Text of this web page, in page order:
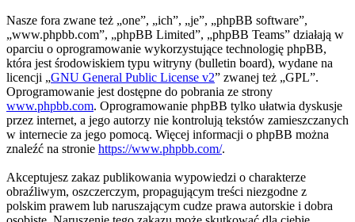
Nasze fora zwane też „one”, „ich”, „je”, „phpBB software”,
„www.phpbb.com”, „phpBB Limited”, „phpBB Teams” działają w
oparciu o oprogramowanie wykorzystujące technologię phpBB,
która jest środowiskiem typu witryny (bulletin board), wydane na
licencji „GNU General Public License v2” zwanej też „GPL”.
Oprogramowanie jest dostępne do pobrania ze strony
www.phpbb.com. Oprogramowanie phpBB tylko ułatwia dyskusje
przez internet, a jego autorzy nie kontrolują tekstów zamieszczanych
w internecie za jego pomocą. Więcej informacji o phpBB można
znaleźć na stronie https://www.phpbb.com/.
Akceptujesz zakaz publikowania wypowiedzi o charakterze
obraźliwym, oszczerczym, propagującym treści niezgodne z
polskim prawem lub naruszającym cudze prawa autorskie i dobra